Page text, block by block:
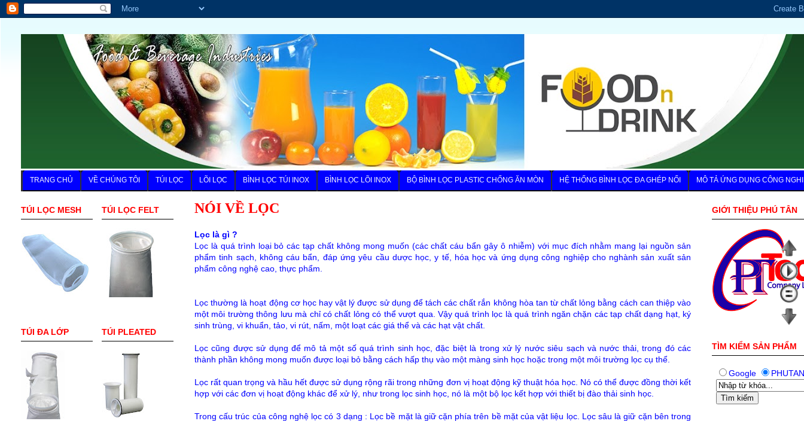
TRANG CHỦ VỀ CHÚNG TÔI TÚI LỌC LÕI LỌC BÌNH LỌC TÚI INOX BÌNH LỌC LÕI INOX BỘ BÌNH LỌC PLASTIC CHỐNG ĂN MÒN HỆ THỐNG BÌNH LỌC ĐA GHÉP NỐI MÔ TẢ ỨNG DỤNG CÔNG
NÓI VỀ LỌC
Lọc là gì ?
Lọc là quá trình loại bỏ các tạp chất không mong muốn (các chất cáu bẩn gây ô nhiễm) với mục đích nhằm mang lại nguồn sản
phẩm tinh sạch, không cáu bẩn, đáp ứng yêu cầu dược học, y tế, hóa học và ứng dụng công nghiệp cho nghành sản xuất sản
phẩm công nghệ cao, thực phẩm.
Lọc thường là hoạt động cơ học hay vật lý được sử dụng để tách các chất rắn không hòa tan từ chất lỏng bằng cách can thiệp vào
một môi trường thông lưu mà chỉ có chất lỏng có thể vượt qua. Vậy quá trình lọc là quá trình ngăn chặn các tạp chất dạng hạt, ký
sinh trùng, vi khuẩn, tảo, vi rút, nấm, một loạt các giá thể và các hạt vật chất.
Lọc cũng được sử dụng để mô tả một số quá trình sinh học, đặc biệt là trong xử lý nước siêu sạch và nước thải, trong đó các
thành phần không mong muốn được loại bỏ bằng cách hấp thụ vào một màng sinh học hoặc trong một môi trường lọc cụ thể.
Lọc rất quan trọng và hầu hết được sử dụng rộng rãi trong những đơn vị hoạt động kỹ thuật hóa học. Nó có thể được đồng thời kết
hợp với các đơn vị hoạt động khác để xử lý, như trong lọc sinh học, nó là một bộ lọc kết hợp với thiết bị đào thải sinh học.
Trong cấu trúc của công nghệ lọc có 3 dạng : Lọc bề mặt là giữ cặn phía trên bề mặt của vật liệu lọc. Lọc sâu là giữ cặn bên trong
TÚI LỌC MESH
TÚI ĐA LỚP
TÚI LỌC FELT
TÚI PLEATED
GIỚI THIỆU PHÚ TÂN
TÌM KIỂM SẢN PHẨM
Google PHUTAN